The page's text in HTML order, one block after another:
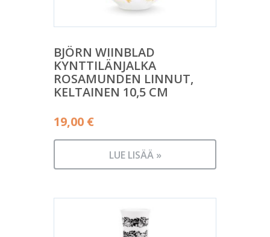
BJÖRN WIINBLAD
KYNTTILÄNJALKA
ROSAMUNDEN LINNUT,
KELTAINEN 10,5 CM
19,00 €
LUE LISÄÄ »